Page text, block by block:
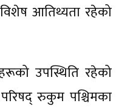
आतिथ्यता रहेको
उपस्थिति रहेको
परिषद् रुकुम पश्चिमका